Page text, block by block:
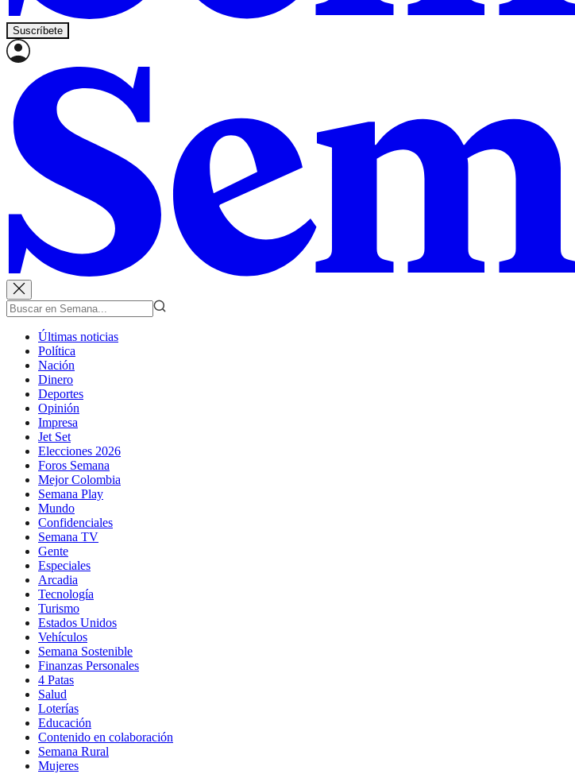
Suscríbete
Últimas noticias
Política
Nación
Dinero
Deportes
Opinión
Impresa
Jet Set
Elecciones 2026
Foros Semana
Mejor Colombia
Semana Play
Mundo
Confidenciales
Semana TV
Gente
Especiales
Arcadia
Tecnología
Turismo
Estados Unidos
Vehículos
Semana Sostenible
Finanzas Personales
4 Patas
Salud
Loterías
Educación
Contenido en colaboración
Semana Rural
Mujeres